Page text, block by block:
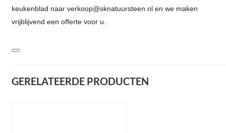
keukenblad naar verkoop@sknatuursteen.nl en we maken
vrijblijvend een offerte voor u.
GERELATEERDE PRODUCTEN